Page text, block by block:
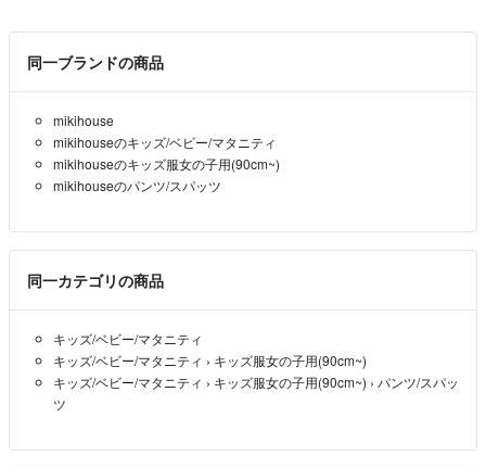
同一ブランドの商品
mikihouse
mikihouseのキッズ/ベビー/マタニティ
mikihouseのキッズ服女の子用(90cm~)
mikihouseのパンツ/スパッツ
同一カテゴリの商品
キッズ/ベビー/マタニティ
キッズ/ベビー/マタニティ › キッズ服女の子用(90cm~)
キッズ/ベビー/マタニティ › キッズ服女の子用(90cm~) › パンツ/スパッ
ツ